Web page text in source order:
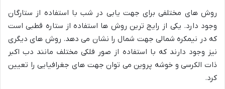
روش های مختلفی برای جهت یابی در شب با استفاده از ستارگان
وجود دارد. یکی از رایج ترین روش ها استفاده از ستاره قطبی است
که در نیمکره شمالی جهت شمال را نشان می دهد. روش های دیگری
نیز وجود دارند که با استفاده از صور فلکی مختلف مانند دب اکبر
ذات الکرسی و خوشه پروین می توان جهت های جغرافیایی را تعیین
کرد.